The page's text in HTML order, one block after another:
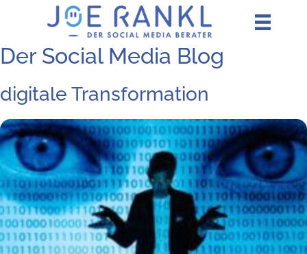
Der Social Media Blog
digitale Transformation